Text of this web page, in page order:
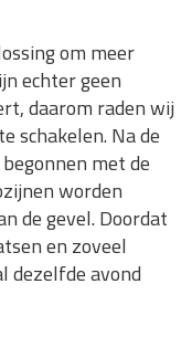
om meer
echter geen
daarom raden wij
schakelen. Na de
met de
worden
de gevel. Doordat
en zoveel
dezelfde avond